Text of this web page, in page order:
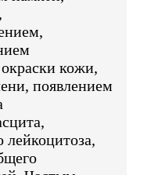
кожи,
появлением
лейкоцитоза,